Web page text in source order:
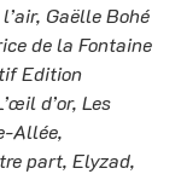
Gaëlle Bohé
de la Fontaine
Edition
d’or, Les
Allée,
part, Elyzad,